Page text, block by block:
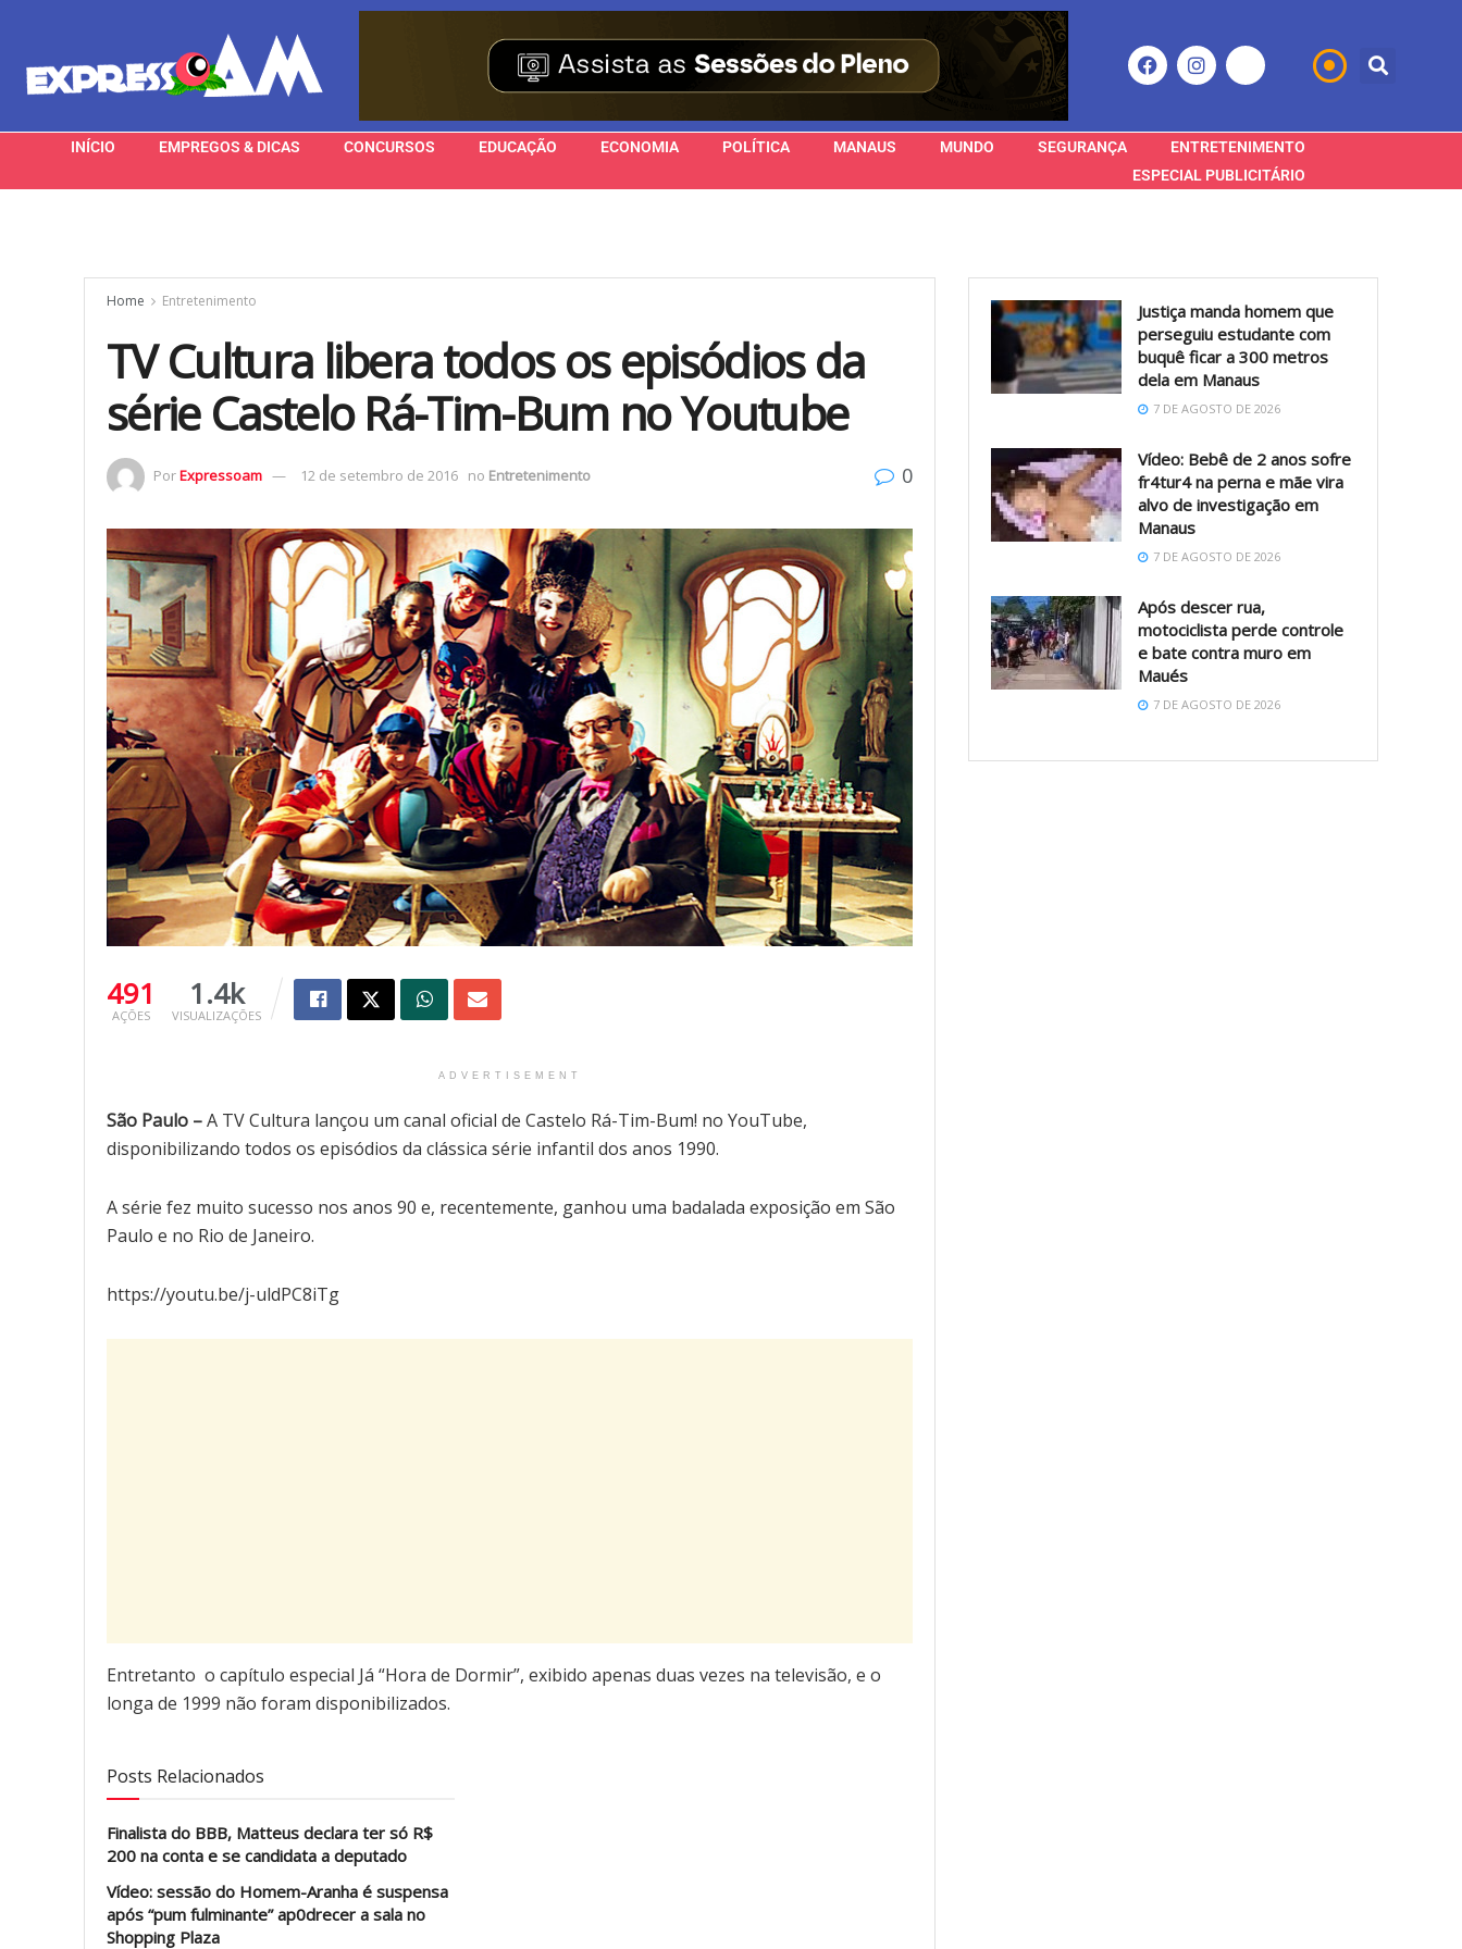
INÍCIO EMPREGOS & DICAS CONCURSOS EDUCAÇÃO ECONOMIA POLÍTICA MANAUS MUNDO SEGURANÇA
ENTRETENIMENTO
ESPECIAL PUBLICITÁRIO
Home Entretenimento
TV Cultura libera todos os episódios da
série Castelo Rá-Tim-Bum no Youtube
PorExpressoam 12 de setembro de 2016 no Entretenimento 0
491
AÇÕES
1.4k
VISUALIZAÇÕES
ADVERTISEMENT
São Paulo –A TV Cultura lançou um canal oficial de Castelo Rá-Tim-Bum! no YouTube,
disponibilizando todos os episódios da clássica série infantil dos anos 1990.
A série fez muito sucesso nos anos 90 e, recentemente, ganhou uma badalada exposição em São
Paulo e no Rio de Janeiro.
https://youtu.be/j-uldPC8iTg
Entretanto o capítulo especial Já “Hora de Dormir”, exibido apenas duas vezes na televisão, e o
longa de 1999 não foram disponibilizados.
Posts Relacionados
Finalista do BBB, Matteus declara ter só R$
200 na conta e se candidata a deputado
Vídeo: sessão do Homem-Aranha é suspensa
após “pum fulminante” ap0drecer a sala no
Shopping Plaza
Justiça manda homem que
perseguiu estudante com
buquê ficar a 300 metros
dela em Manaus
7 DE AGOSTO DE 2026
Vídeo: Bebê de 2 anos sofre
fr4tur4 na perna e mãe vira
alvo de investigação em
Manaus
7 DE AGOSTO DE 2026
Após descer rua,
motociclista perde controle
e bate contra muro em
Maués
7 DE AGOSTO DE 2026